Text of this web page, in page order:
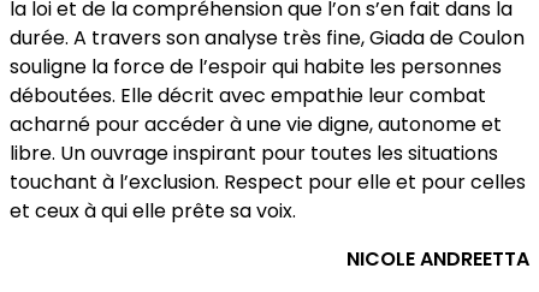
la loi et de la compréhension que l’on s’en fait dans la
durée. A travers son analyse très fine, Giada de Coulon
souligne la force de l’espoir qui habite les personnes
déboutées. Elle décrit avec empathie leur combat
acharné pour accéder à une vie digne, autonome et
libre. Un ouvrage inspirant pour toutes les situations
touchant à l’exclusion. Respect pour elle et pour celles
et ceux à qui elle prête sa voix.
NICOLE ANDREETTA